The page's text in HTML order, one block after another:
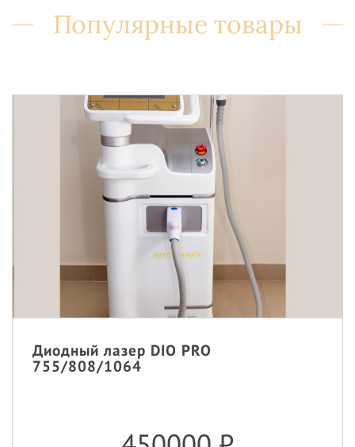
Популярные товары
Диодный лазер DIO PRO
755/808/1064